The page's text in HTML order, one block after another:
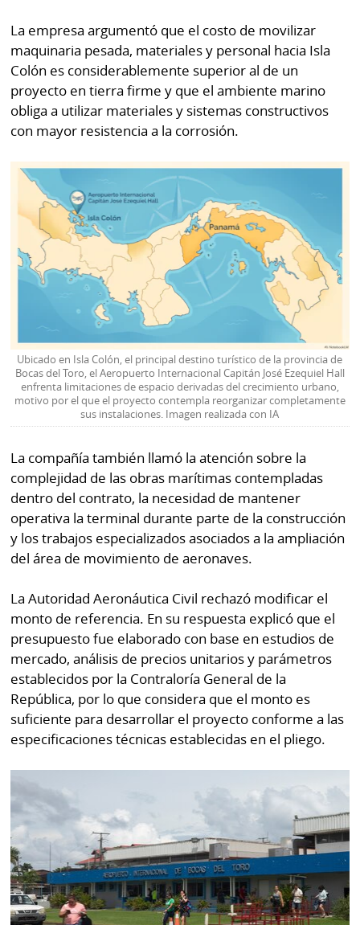
La empresa argumentó que el costo de movilizar
maquinaria pesada, materiales y personal hacia Isla
Colón es considerablemente superior al de un
proyecto en tierra firme y que el ambiente marino
obliga a utilizar materiales y sistemas constructivos
con mayor resistencia a la corrosión.
Ubicado en Isla Colón, el principal destino turístico de la provincia de
Bocas del Toro, el Aeropuerto Internacional Capitán José Ezequiel Hall
enfrenta limitaciones de espacio derivadas del crecimiento urbano,
motivo por el que el proyecto contempla reorganizar completamente
sus instalaciones. Imagen realizada con IA
La compañía también llamó la atención sobre la
complejidad de las obras marítimas contempladas
dentro del contrato, la necesidad de mantener
operativa la terminal durante parte de la construcción
y los trabajos especializados asociados a la ampliación
del área de movimiento de aeronaves.
La Autoridad Aeronáutica Civil rechazó modificar el
monto de referencia. En su respuesta explicó que el
presupuesto fue elaborado con base en estudios de
mercado, análisis de precios unitarios y parámetros
establecidos por la Contraloría General de la
República, por lo que considera que el monto es
suficiente para desarrollar el proyecto conforme a las
especificaciones técnicas establecidas en el pliego.